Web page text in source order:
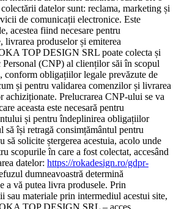
datelor sunt: reclama, marketing și
de comunicații electronice. Este
acestea fiind necesare pentru
livrarea produselor și emiterea
TOP DESIGN SRL poate colecta și
(CNP) al clienților săi în scopul
conform obligațiilor legale prevăzute de
și pentru validarea comenzilor și livrarea
achiziționate. Prelucrarea CNP-ului se va
aceasta este necesară pentru
și pentru îndeplinirea obligațiilor
să își retragă consimțământul pentru
să solicite ștergerea acestuia, acolo unde
scopurile în care a fost colectat, accesând
datelor: https://rokadesign.ro/gdpr-
dumneavoastră determină
a vă putea livra produsele. Prin
sau materiale prin intermediul acestui site,